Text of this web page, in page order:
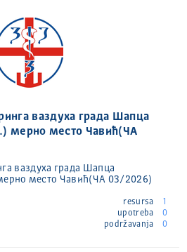
ваздуха града Шапца
мерно место Чавић(ЧА
ваздуха града Шапца
место Чавић(ЧА 03/2026)
resursa
1
upotreba
0
podržavanja
0